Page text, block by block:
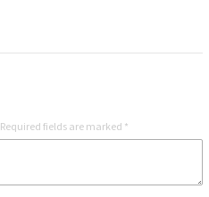
Required fields are marked *